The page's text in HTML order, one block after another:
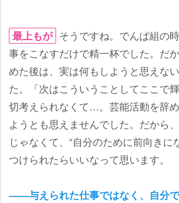
最上もが そうですね。でんぱ組の
事をこなすだけで精一杯でした。だ
めた後は、実は何もしようと思えな
た。「次はこういうことしてここで
切考えられなくて…。芸能活動を辞
ようとも思えませんでした。だから
じゃなくて、“自分のために前向きに
つけられたらいいなって思います。
――与えられた仕事ではなく、自分